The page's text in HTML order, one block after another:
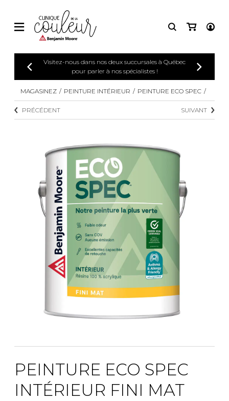
Visitez-nous dans nos deux succursales à Québec
pour parler à nos spécialistes !
MAGASINEZ PEINTURE INTÉRIEUR PEINTURE ECO SPEC
PRÉCÉDENT SUIVANT
PEINTURE ECO SPEC
INTÉRIEUR FINI MAT